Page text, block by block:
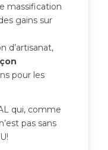
massification
gains sur
d’artisanat,
pour les
qui, comme
pas sans